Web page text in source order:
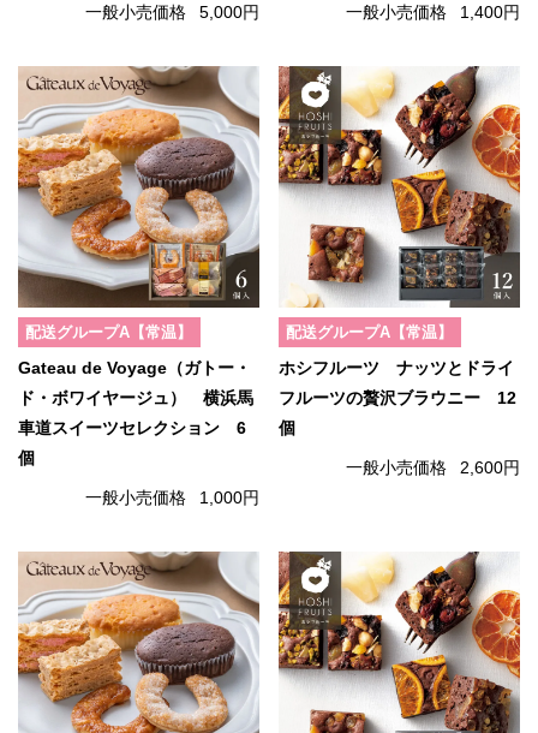
一般小売価格 5,000円 一般小売価格 1,400円
配送グループA【常温】
Gateau de Voyage（ガトー・
ド・ボワイヤージュ） 横浜馬
車道スイーツセレクション 6
個
一般小売価格 1,000円
配送グループA【常温】
ホシフルーツ ナッツとドライ
フルーツの贅沢ブラウニー 12
個
一般小売価格 2,600円